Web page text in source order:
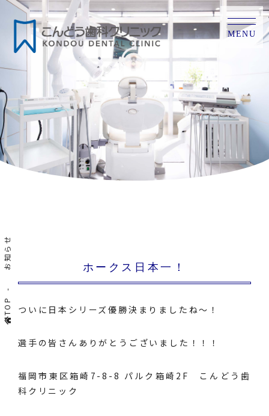
MENU
TOP
お知らせ ホークス日本一！
ついに日本シリーズ優勝決まりましたね～！
選手の皆さんありがとうございました！！！
福岡市東区箱崎7-8-8 パルク箱崎2F こんどう歯
科クリニック